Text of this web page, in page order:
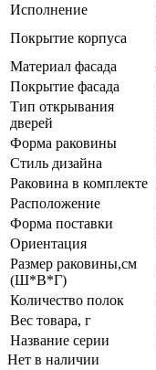
Исполнение
Покрытие корпуса
Материал фасада
Покрытие фасада
Тип открывания
дверей
Форма раковины
Стиль дизайна
Раковина в комплекте
Расположение
Форма поставки
Ориентация
Размер раковины,см
(Ш*В*Г)
Количество полок
Вес товара, г
Название серии
Нет в наличии